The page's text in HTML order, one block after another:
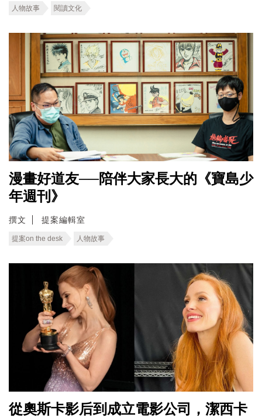
人物故事 閱讀文化
漫畫好道友──陪伴大家長大的《寶島少
年週刊》
撰文 提案編輯室
提案on the desk 人物故事
從奧斯卡影后到成立電影公司，潔西卡